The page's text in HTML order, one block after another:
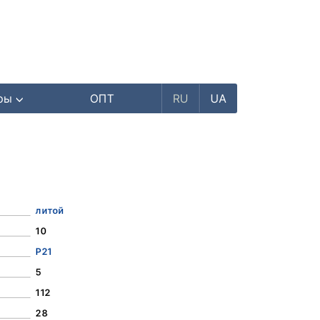
ОПТ RU UA
литой
10
Р21
5
112
28